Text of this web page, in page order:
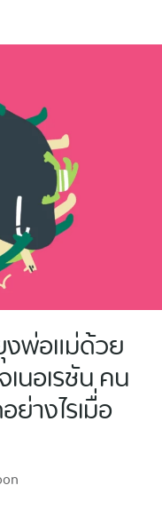
พ่อแม่ด้วย
นอเรชัน คน
างไรเมื่อ